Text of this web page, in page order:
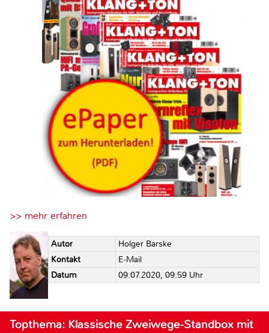
>> mehr erfahren
Autor
Holger Barske
Kontakt
E-Mail
Datum
09.07.2020, 09:59 Uhr
Topthema: Klassische Zweiwege-Standbox mit